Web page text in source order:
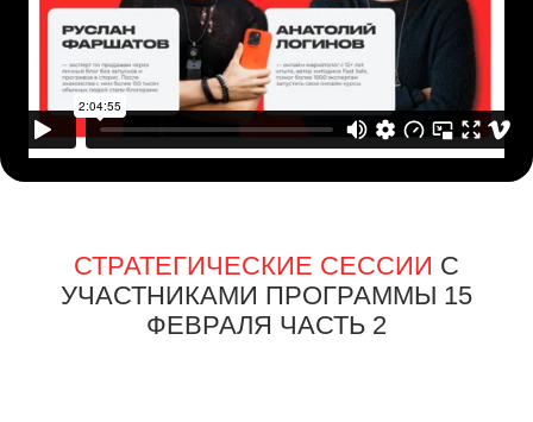
СТАТЬ УЧАСТНИКОМ
ПРОГРАММЫ "ПРОДАЖИ БЕЗ
ЗАПУСКОВ"